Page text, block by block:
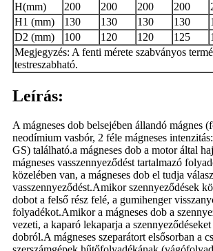
H(mm)
200 200 200 200
H1 (mm)
130 130 130 130
D2 (mm)
100 120 120 125
Megjegyzés: A fenti mérete szabványos
testreszabható.
Leírás:
A mágneses dob belsejében állandó mágnes
neodímium vasbór, 2 féle mágneses
GS) található.a mágneses dob a motor által
mágneses vasszennyeződést tartalmazó
közelében van, a mágneses dob el tudja
vasszennyeződést.Amikor szennyeződések
dobot a felső rész felé, a gumihenger
folyadékot.Amikor a mágneses dob a
vezeti, a kaparó lekaparja a szennyeződéseket
dobról.A mágneses szeparátort elsősorban a